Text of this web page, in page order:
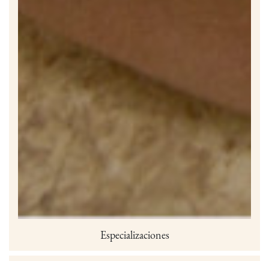
Especializaciones